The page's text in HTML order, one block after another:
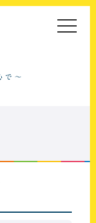
toggle